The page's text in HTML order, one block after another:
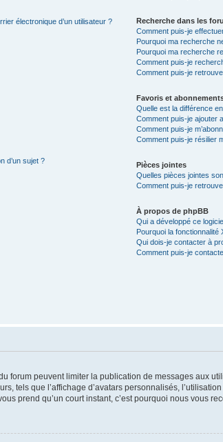
électronique d’un utilisateur ?
d’un sujet ?
Recherche dans les
Comment puis-je
Pourquoi ma recherche
Pourquoi ma recherche
Comment puis-je
Comment puis-je
Favoris et
Quelle est la différence
Comment puis-je ajouter
Comment puis-je
Comment puis-je résilier
Pièces jointes
Quelles pièces jointes
Comment puis-je
À propos de phpBB
Qui a développé ce
Pourquoi la fonctionnalité
Qui dois-je contacter à
Comment puis-je
forum peuvent limiter la publication de messages aux
tels que l’affichage d’avatars personnalisés,
prend qu’un court instant, c’est pourquoi nous vous